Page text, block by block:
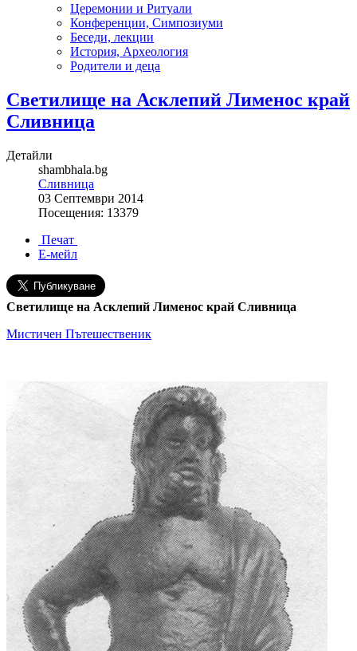
Церемонии и Ритуали
Конференции, Симпозиуми
Беседи, лекции
История, Археология
Родители и деца
Светилище на Асклепий Лименос край
Сливница
Детайли
shambhala.bg
Сливница
03 Септември 2014
Посещения: 13379
Печат
Е-мейл
Светилище на Асклепий Лименос край Сливница
Мистичен Пътешественик